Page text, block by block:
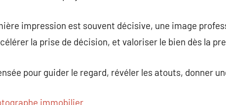
impression est souvent décisive, une image
la prise de décision, et valoriser le bien dès la
pour guider le regard, révéler les atouts, donner
immobilier